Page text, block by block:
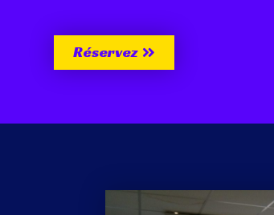
Réservez